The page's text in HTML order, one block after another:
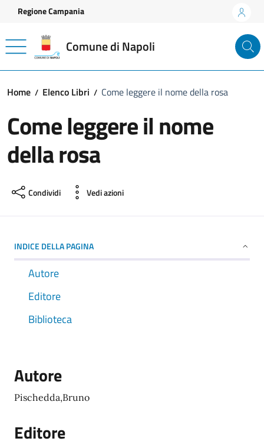
Vai ai contenuti
Vai al footer
Regione Campania
Comune di Napoli
Home Elenco Libri Come leggere il nome della rosa
Come leggere il nome
della rosa
Condividi Vedi azioni
INDICE DELLA PAGINA
Autore
Editore
Biblioteca
Autore
Pischedda,Bruno
Editore